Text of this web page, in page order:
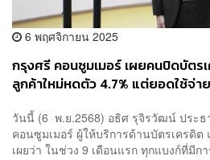
6 พฤศจิกายน 2025
กรุงศรี คอนซูมเมอร์ เผยคนปิดบัตร
ลูกค้าใหม่หดตัว 4.7% แต่ยอดใช้จ่าย
วันนี้ (6 พ.ย.2568) อธิศ รุจิรวัฒน์ ประ
คอนซูมเมอร์ ผู้ให้บริการด้านบัตรเครดิ
เผยว่า ในช่วง 9 เดือนแรก ทุกแบงก์ที่มีก